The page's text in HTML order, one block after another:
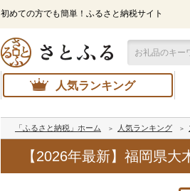
初めての方でも簡単！ふるさと納税サイト
人気ランキング
「ふるさと納税」ホーム 人気ランキング
【2026年最新】福岡県